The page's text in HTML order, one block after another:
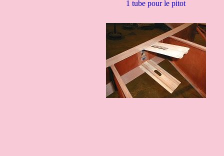
1 tube pour le pitot